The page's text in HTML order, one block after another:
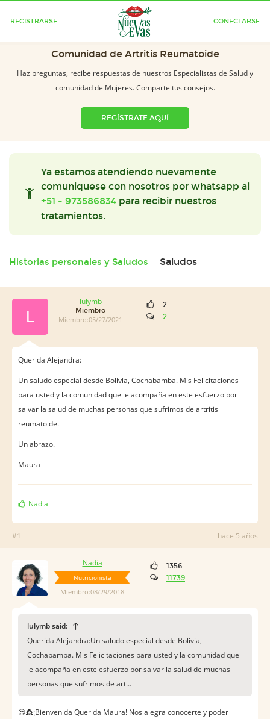
REGISTRARSE CONECTARSE
Comunidad de Artritis Reumatoide
Haz preguntas, recibe respuestas de nuestros Especialistas de Salud y
comunidad de Mujeres. Comparte tus consejos.
REGÍSTRATE AQUÍ
Ya estamos atendiendo nuevamente
comuniquese con nosotros por whatsapp al
+51 - 973586834 para recibir nuestros
tratamientos.
Historias personales y Saludos Saludos
L
lulymb
Miembro
Miembro:05/27/2021
2
2
Querida Alejandra:
Un saludo especial desde Bolivia, Cochabamba. Mis Felicitaciones
para usted y la comunidad que le acompaña en este esfuerzo por
salvar la salud de muchas personas que sufrimos de artritis
reumatoide.
Un abrazo.
Maura
Nadia
#1 hace 5 años
Nadia
Nutricionista
Miembro:08/29/2018
1356
11739
lulymb said:
Querida Alejandra:Un saludo especial desde Bolivia,
Cochabamba. Mis Felicitaciones para usted y la comunidad que
le acompaña en este esfuerzo por salvar la salud de muchas
personas que sufrimos de art...
😍👸¡Bienvenida Querida Maura! Nos alegra conocerte y poder